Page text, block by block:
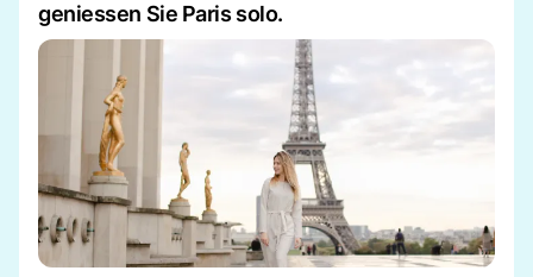
geniessen Sie Paris solo.